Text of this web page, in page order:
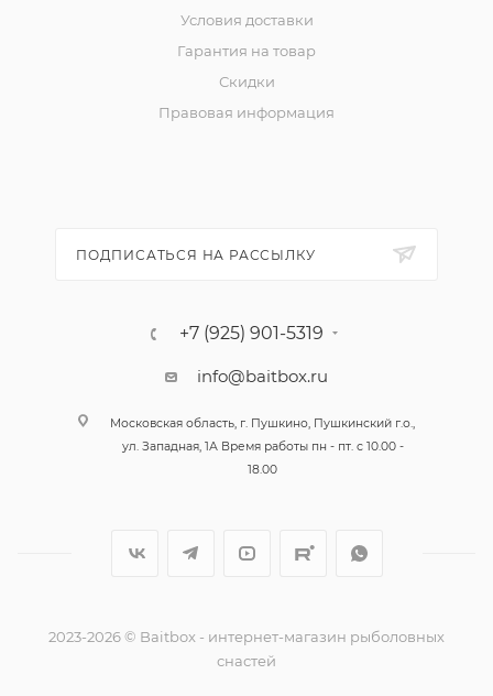
Условия доставки
Гарантия на товар
Скидки
Правовая информация
ПОДПИСАТЬСЯ НА РАССЫЛКУ
+7 (925) 901-5319
info@baitbox.ru
Московская область, г. Пушкино, Пушкинский г.о.,
ул. Западная, 1А Время работы пн - пт. с 10.00 -
18.00
2023-2026 © Baitbox - интернет-магазин рыболовных
снастей